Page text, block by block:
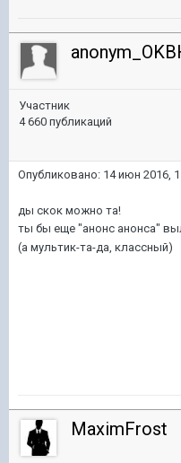
Участник
4 660 публикаций
Опубликовано: 14 июн 2016,
ды скок можно та!
ты бы еще "анонс анонса"
(а мультик-та-да, классный)
MaximFrost